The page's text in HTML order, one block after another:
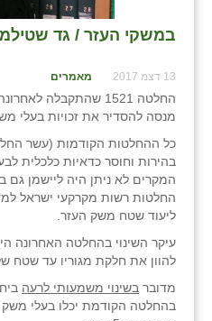
במשקי העזר / גד
13 דצמ 2017 מאמרים
החלטה 1521 שהתקבלה
מנסה להסדיר את זכויות בעלי
כל ההחלטות הקודמות (עשר
בהירות וחוסר כדאיות כלכלית
המקרים לא ניתן היה ליישמן
החלטות רשות מקרקעי ישראל
ליעוד שטח משק העזר.
עיקר השינוי בהחלטה האחרונה
להוון את חלקת מגוריו עד שטח של 2
מדובר בשינוי משמעותי לרעה
בהחלטה הקודמת יכלו בעלי